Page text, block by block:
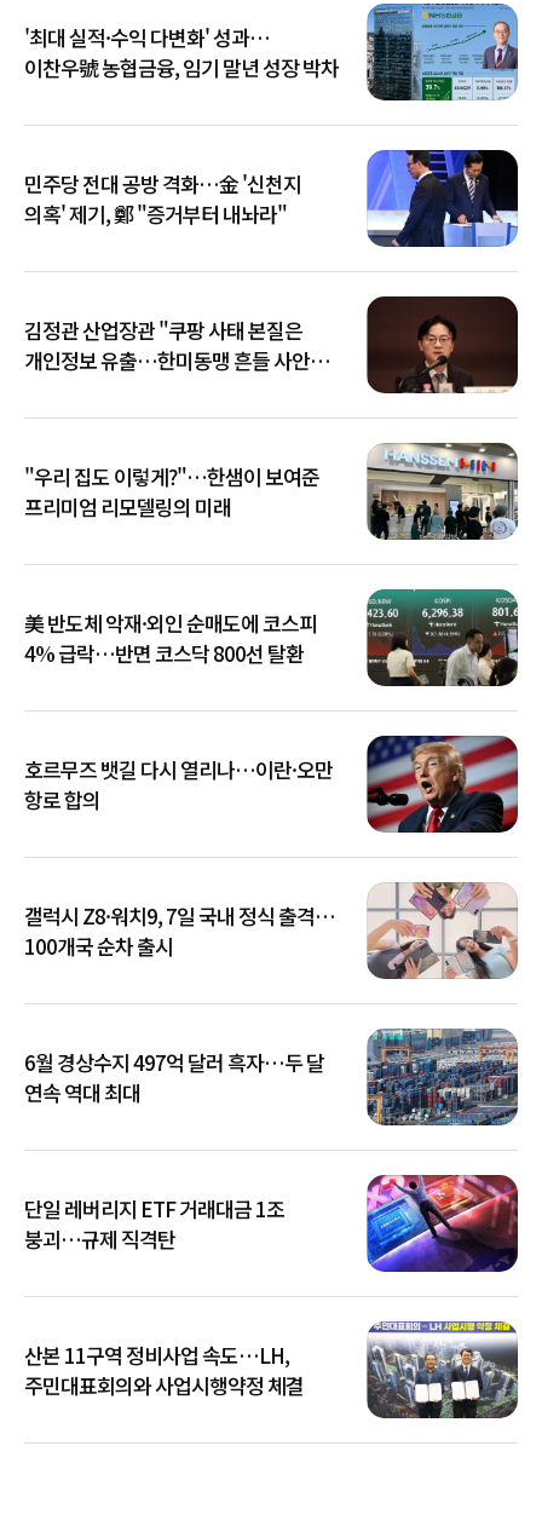
'최대 실적·수익 다변화' 성과…
이찬우號 농협금융, 임기 말년 성장 박차
민주당 전대 공방 격화…金 '신천지
의혹' 제기, 鄭 "증거부터 내놔라"
김정관 산업장관 "쿠팡 사태 본질은
개인정보 유출…한미동맹 흔들 사안
"우리 집도 이렇게?"…한샘이 보여준
프리미엄 리모델링의 미래
美 반도체 악재·외인 순매도에 코스피
4% 급락…반면 코스닥 800선 탈환
호르무즈 뱃길 다시 열리나…이란·오만
항로 합의
갤럭시 Z8·워치9, 7일 국내 정식 출격…
100개국 순차 출시
6월 경상수지 497억 달러 흑자…두 달
연속 역대 최대
단일 레버리지 ETF 거래대금 1조
붕괴…규제 직격탄
산본 11구역 정비사업 속도…LH,
주민대표회의와 사업시행약정 체결